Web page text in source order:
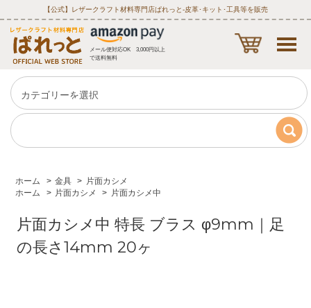
【公式】レザークラフト材料専門店ぱれっと‐皮革･キット･工具等を販売
メール便対応OK 3,000円以上
で送料無料
ホーム > 金具 > 片面カシメ
ホーム
> 片面カシメ > 片面カシメ中
片面カシメ中 特長 ブラス φ9mm｜足
の長さ14mm 20ヶ